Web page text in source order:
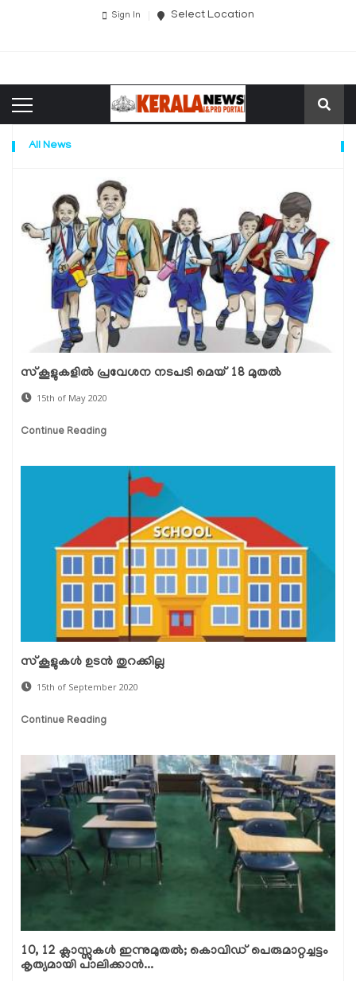
Sign In Select Location
All News
സ്‌കൂളുകളില്‍ പ്രവേശന നടപടി മെയ് 18 മുതല്‍
15th of May 2020
Continue Reading
സ്‌കൂളുകള്‍ ഉടന്‍ തുറക്കില്ല
15th of September 2020
Continue Reading
10, 12 ക്ലാസ്സുകള്‍ ഇന്നുമുതല്‍; കൊവിഡ് പെരുമാറ്റച്ചട്ടം
കൃത്യമായി പാലിക്കാന്‍...